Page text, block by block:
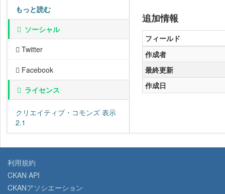
もっと読む
ソーシャル
Twitter
Facebook
ライセンス
クリエイティブ・コモンズ 表示
2.1
追加情報
フィールド
作成者
最終更新
作成日
利用規約
CKAN API
CKANアソシエーション